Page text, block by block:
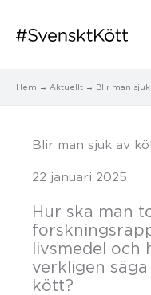
Hem Aktuellt Blir man
Blir man sjuk av
22 januari 2025
Hur ska man
livsmedel och
verkligen
kött?